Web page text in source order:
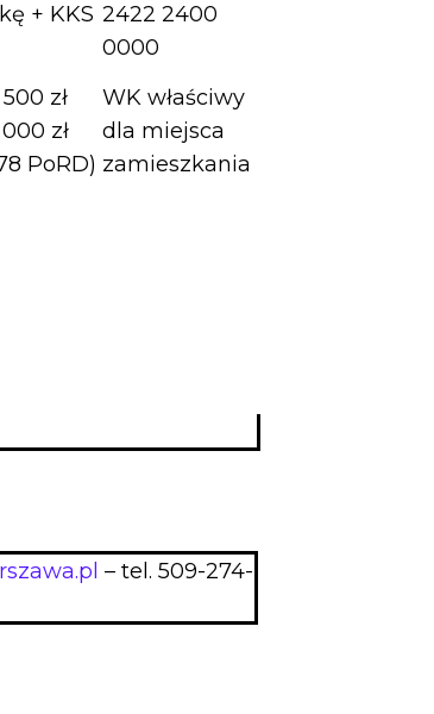
+ KKS 2422 2400
0000
zł
000 zł
PoRD)
WK właściwy
dla miejsca
zamieszkania
– tel. 509-274-